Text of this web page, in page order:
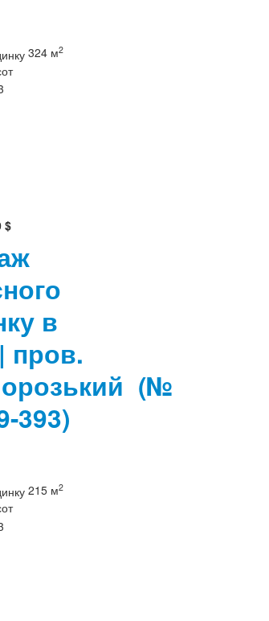
324 м2
$
в
пров.
(№
393)
215 м2